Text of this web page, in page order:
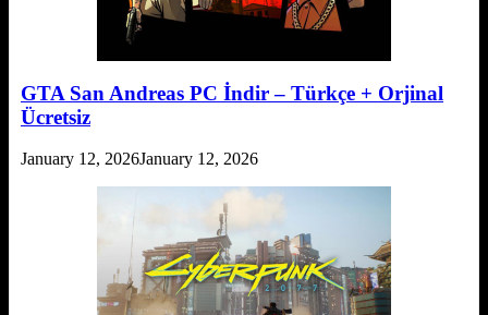
GTA San Andreas PC İndir – Türkçe + Orjinal
Ücretsiz
January 12, 2026January 12, 2026